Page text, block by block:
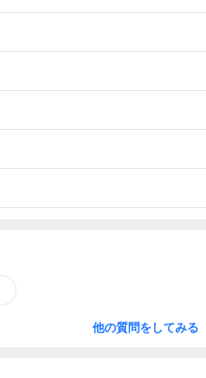
他の質問をしてみる